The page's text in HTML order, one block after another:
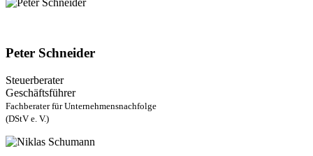
Peter Schneider
Steuerberater
Geschäftsführer
Fachberater für Unternehmensnachfolge
(DStV e. V.)